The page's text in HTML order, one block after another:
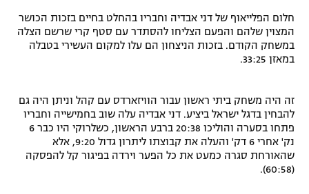
תקנון פעילות ספורט 1
רשיון להקרנה פומבית לבית עסק
לוח דרושים – ג'ובנט
תגיות
חלום הפלייאוף של דני אבדיה וחבריו בהחלט בחיים בזכות הכושר
המצוין שלהם והפעם הצליחו להסתדר עם סטף קרי שרשם הצלה
במשחק הקודם. בזכות הניצחון הם עלו למקום העשירי בטבלה
במאזן 33:25.
זה היה משחק ביתי ראשון עבור הוויזארדס עם קהל וניתן היה גם
להבחין בדגל ישראל ביציע. דני אבדיה עלה שוב בחמישייה וחבריו
פתחו בסערה והוליכו 20:38 ברבע הראשון, כשלרוקי היו כבר 6
נק' אחרי 6 דק' והעלה את קבוצתו ליתרון גדול 9:20, אלא
שהאורחת סגרה כמעט את כל הפער וירדה בפיגור קל להפסקה
(60:58).